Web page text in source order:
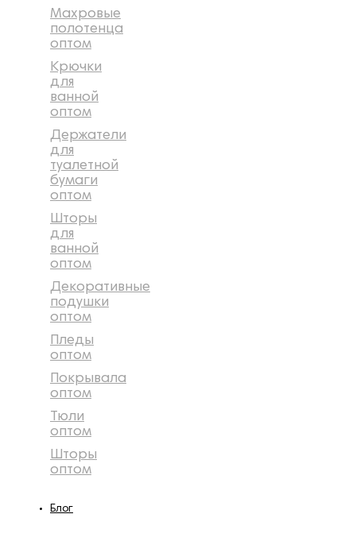
Махровые
полотенца
оптом
Крючки
для
ванной
оптом
Держатели
для
туалетной
бумаги
оптом
Шторы
для
ванной
оптом
Декоративные
подушки
оптом
Пледы
оптом
Покрывала
оптом
Тюли
оптом
Шторы
оптом
Блог